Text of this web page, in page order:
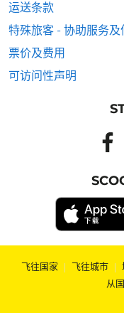
运送条款
特殊旅客 - 协助服务及
票价及费用
可访问性声明
飞往国家 | 飞往城市 |
从